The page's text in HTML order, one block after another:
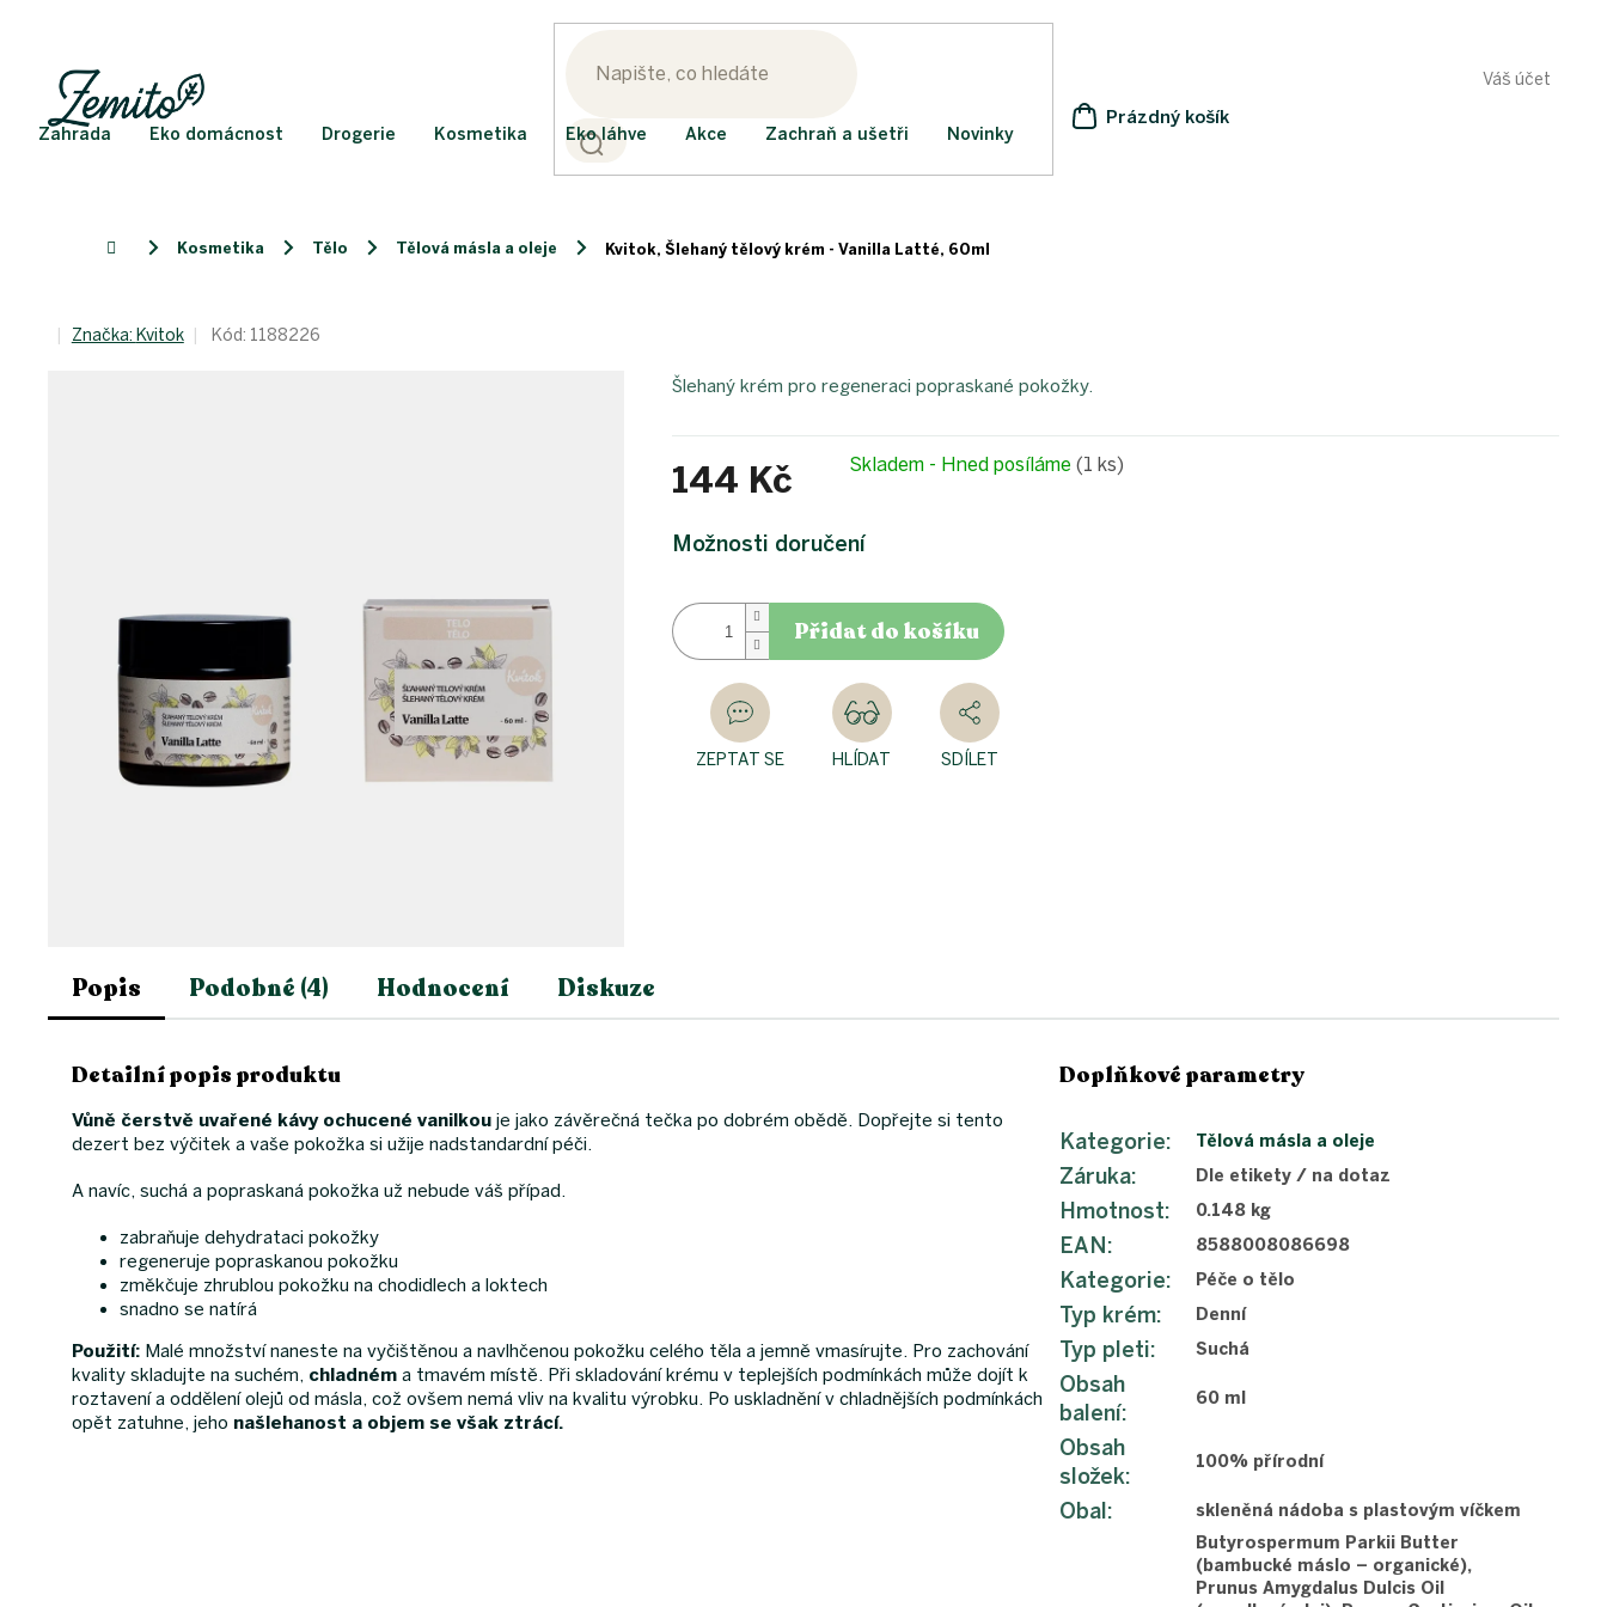
Váš účet
NÁKUPNÍ
Prázdný košík
Zahrada Eko domácnost Drogerie Kosmetika Eko láhve Akce Zachraň a ušetři Novinky
Domů Kosmetika Tělo Tělová másla a oleje Kvitok, Šlehaný tělový krém - Vanilla Latté, 60ml
Značka: Kvitok Kód: 1188226
144 Kč
cena:
Skladem - Hned posíláme(1 ks)
Možnosti doručení
Přidat do košíku
Šlehaný krém pro regeneraci popraskané pokožky.
ZEPTAT SE HLÍDAT SDÍLET
Popis Podobné (4) Hodnocení Diskuze
Detailní popis produktu
Vůně čerstvě uvařené kávy ochucené vanilkou je jako závěrečná tečka po dobrém obědě. Dopřejte si tento
dezert bez výčitek a vaše pokožka si užije nadstandardní péči.
A navíc, suchá a popraskaná pokožka už nebude váš případ.
zabraňuje dehydrataci pokožky
regeneruje popraskanou pokožku
změkčuje zhrublou pokožku na chodidlech a loktech
snadno se natírá
Použití: Malé množství naneste na vyčištěnou a navlhčenou pokožku celého těla a jemně vmasírujte. Pro zachování
kvality skladujte na suchém, chladném a tmavém místě. Při skladování krému v teplejších podmínkách může dojít k
roztavení a oddělení olejů od másla, což ovšem nemá vliv na kvalitu výrobku. Po uskladnění v chladnějších podmínkách
opět zatuhne, jeho našlehanost a objem se však ztrácí.
Doplňkové parametry
Kategorie: Tělová másla a oleje
Záruka: Dle etikety / na dotaz
Hmotnost: 0.148 kg
EAN: 8588008086698
Kategorie: Péče o tělo
Typ krém: Denní
Typ pleti: Suchá
Obsah
balení:
60 ml
Obsah
složek:
100% přírodní
Obal:
skleněná nádoba s plastovým víčkem
Butyrospermum Parkii Butter
(bambucké máslo – organické),
Prunus Amygdalus Dulcis Oil